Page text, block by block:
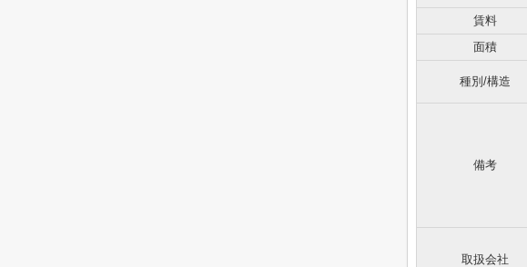
賃料
面積
種別/構造
備考
取扱会社